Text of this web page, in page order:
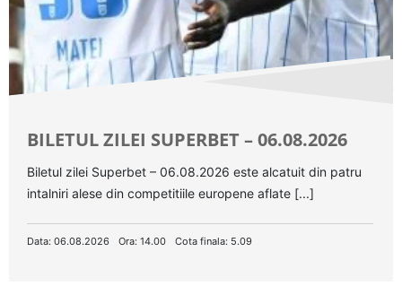
BILETUL ZILEI SUPERBET – 06.08.2026
Biletul zilei Superbet – 06.08.2026 este alcatuit din patru
intalniri alese din competitiile europene aflate [...]
Data: 06.08.2026 Ora: 14.00 Cota finala: 5.09